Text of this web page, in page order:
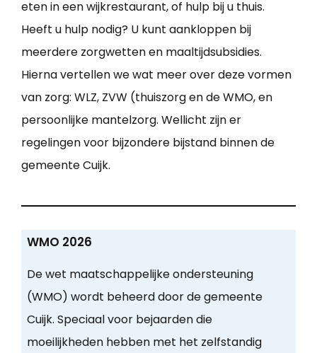
eten in een wijkrestaurant, of hulp bij u thuis.
Heeft u hulp nodig? U kunt aankloppen bij
meerdere zorgwetten en maaltijdsubsidies.
Hierna vertellen we wat meer over deze vormen
van zorg: WLZ, ZVW (thuiszorg en de WMO, en
persoonlijke mantelzorg. Wellicht zijn er
regelingen voor bijzondere bijstand binnen de
gemeente Cuijk.
WMO 2026
De wet maatschappelijke ondersteuning
(WMO) wordt beheerd door de gemeente
Cuijk. Speciaal voor bejaarden die
moeilijkheden hebben met het zelfstandig